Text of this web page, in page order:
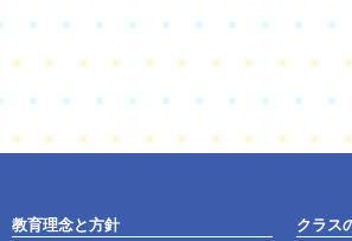
教育理念と方針
クラス